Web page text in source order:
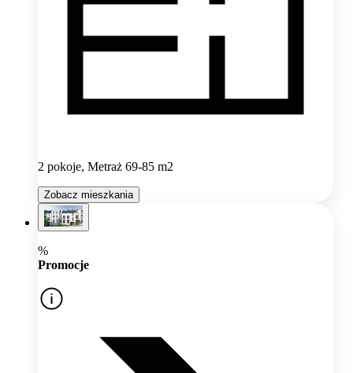
2 pokoje, Metraż 69-85 m2
Zobacz mieszkania
%
Promocje